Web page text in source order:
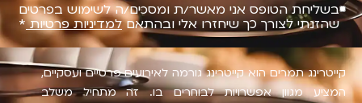
בשליחת הטופס אני מאשר/ת ומסכים/ה לשימוש בפרטים
שהזנתי לצורך כך שיחזרו אלי ובהתאםלמדיניות פרטיות*
קייטרינג תמרים הוא קייטרינג גורמה לאירועים פרטיים ועסקיים,
המציע מגוון אפשרויות לבוחרים בו. זה מתחיל משלב